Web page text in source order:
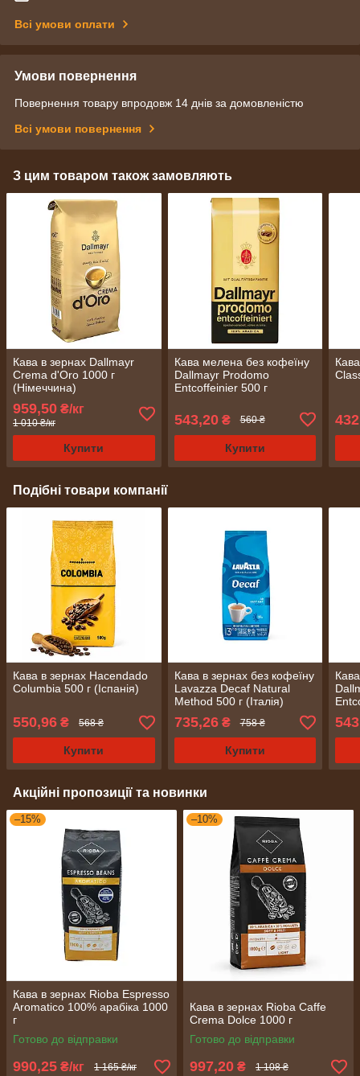
Всі умови оплати
Умови повернення
Повернення товару впродовж 14 днів за домовленістю
Всі умови повернення
З цим товаром також замовляють
Кава в зернах Dallmayr
Crema d'Oro 1000 г
(Німеччина)
959,50 ₴/кг
1 010 ₴/кг
Купити
Кава мелена без кофеїну
Dallmayr Prodomo
Entcoffeinier 500 г
543,20₴ 560 ₴
Купити
Подібні товари компанії
Кава в зернах Hacendado
Columbia 500 г (Іспанія)
550,96 ₴ 568 ₴
Купити
Кава в зернах без кофеїну
Lavazza Decaf Natural
Method 500 г (Італія)
735,26₴ 758 ₴
Купити
Акційні пропозиції та новинки
–15%
Кава в зернах Rioba Espresso
Aromatico 100% арабіка 1000
г
Готово до відправки
990,25 ₴/кг 1 165 ₴/кг
–10%
Кава в зернах Rioba Caffe
Crema Dolce 1000 г
Готово до відправки
997,20 ₴ 1 108 ₴